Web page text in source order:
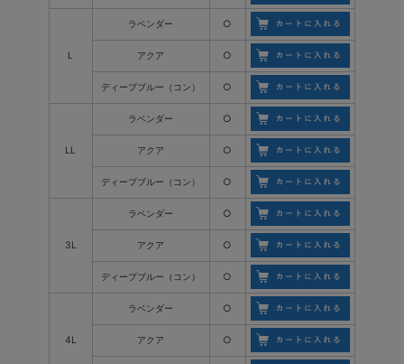
L
ラベンダー ○
アクア ○
ディープブルー（コン） ○
LL
ラベンダー ○
アクア ○
ディープブルー（コン） ○
3L
ラベンダー ○
アクア ○
ディープブルー（コン） ○
4L
ラベンダー ○
アクア ○